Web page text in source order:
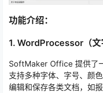
功能介绍：
1. WordProcessor（文
SoftMaker Office 提供了
支持多种字体、字号、颜
编辑和保存各类文档，如